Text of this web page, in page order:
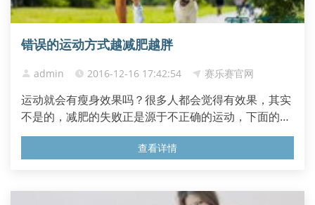
错误的运动方式越减肥越胖
admin 2016-12-16 17:42:54 赛乐赛官网
运动就会有瘦身效果吗？很多人都会觉得有效果，其实
不是的，减肥的失败正是源于不正确的运动，下面的3
种运动是导致减肥失败的原因。 3大越减越胖的运动方
式 1、运动量运动 若运动量加大，人体所需的氧气和营
查看详情